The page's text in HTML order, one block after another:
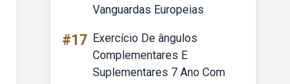
Vanguardas Europeias
#17 Exercício De ângulos
Complementares E
Suplementares 7 Ano Com